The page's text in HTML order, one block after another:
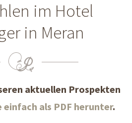
im Hotel
in Meran
aktuellen Prospekten
einfach als PDF herunter.